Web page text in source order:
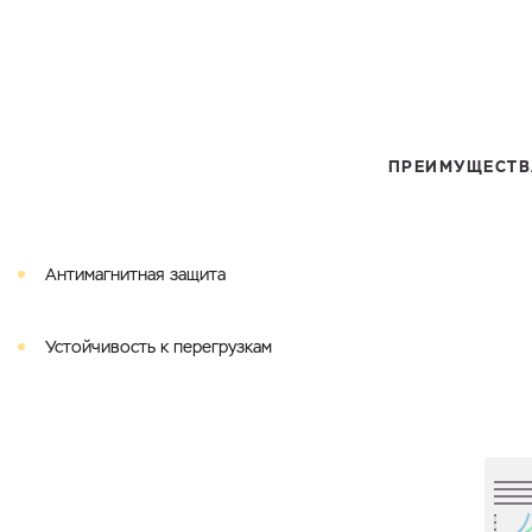
Антимагнитная защита
Устойчивость к перегрузкам